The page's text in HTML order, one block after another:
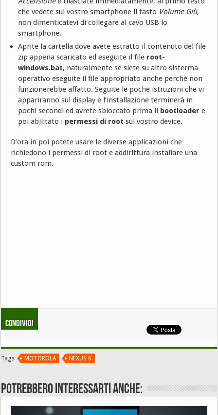
che vedete sul vostro smartphone il tasto Volume Giù,
non dimenticatevi di collegare al cavo USB lo
smartphone.
Aprite la cartella dove avete estratto il contenuto del file
zip appena scaricato ed eseguite il file root-
windows.bat, naturalmente se siete su altro sisterma
operativo eseguite il file appropriato anche perchè non
funzionerebbe affatto. Seguite le poche istruzioni che vi
appariranno sul display e l’installazione terminerà in
pochi secondi ed avrete sbloccato prima il bootloader e
poi abilitato i permessi di root sul vostro device.
D’ora in poi potete usare le diverse applicazioni che
richiedono i permessi di root e addirittura installare una
custom rom.
Condividi
Tags MOTOROLA NEXUS 6
Potrebbero interessarti anche: